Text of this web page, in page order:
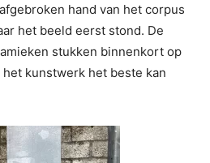
hand van het corpus
het beeld eerst stond. De
stukken binnenkort op
kunstwerk het beste kan